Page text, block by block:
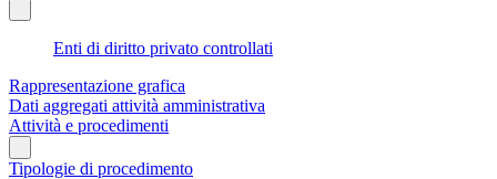
Enti di diritto privato controllati
Rappresentazione grafica
Dati aggregati attività amministrativa
Attività e procedimenti
Tipologie di procedimento